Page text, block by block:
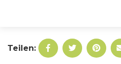
Teilen: